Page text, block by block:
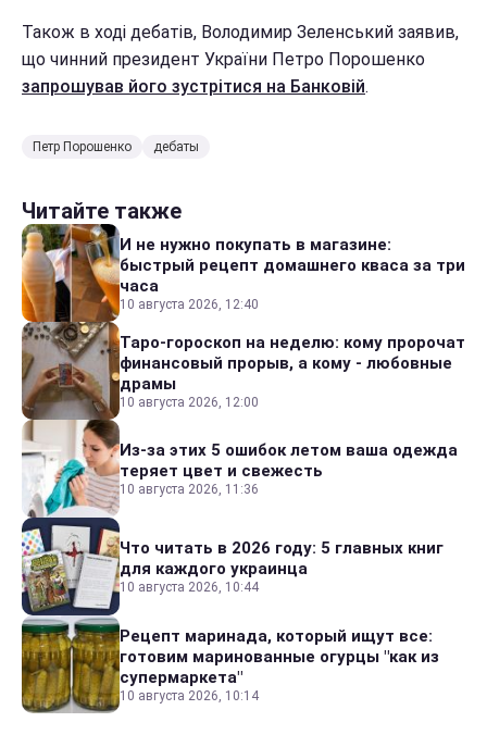
Також в ході дебатів, Володимир Зеленський заявив,
що чинний президент України Петро Порошенко
запрошував його зустрітися на Банковій.
Петр Порошенко дебаты
Читайте также
И не нужно покупать в магазине:
быстрый рецепт домашнего кваса за три
часа
10 августа 2026, 12:40
Таро-гороскоп на неделю: кому пророчат
финансовый прорыв, а кому - любовные
драмы
10 августа 2026, 12:00
Из-за этих 5 ошибок летом ваша одежда
теряет цвет и свежесть
10 августа 2026, 11:36
Что читать в 2026 году: 5 главных книг
для каждого украинца
10 августа 2026, 10:44
Рецепт маринада, который ищут все:
готовим маринованные огурцы "как из
супермаркета"
10 августа 2026, 10:14